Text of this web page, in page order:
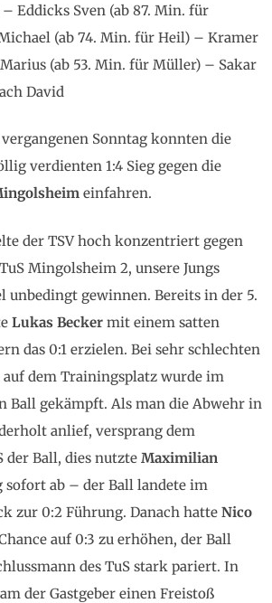
Eddicks Sven (ab 87. Min. für
(ab 74. Min. für Heil) – Kramer
(ab 53. Min. für Müller) – Sakar
David
Sonntag konnten die
verdienten 1:4 Sieg gegen die
einfahren.
der TSV hoch konzentriert gegen
Mingolsheim 2, unsere Jungs
unbedingt gewinnen. Bereits in der 5.
Lukas Becker mit einem satten
das 0:1 erzielen. Bei sehr schlechten
dem Trainingsplatz wurde im
Ball gekämpft. Als man die Abwehr in
anlief, versprang dem
der Ball, dies nutzte Maximilian
sofort ab – der Ball landete im
zur 0:2 Führung. Danach hatte Nico
auf 0:3 zu erhöhen, der Ball
des TuS stark pariert. In
der Gastgeber einen Freistoß